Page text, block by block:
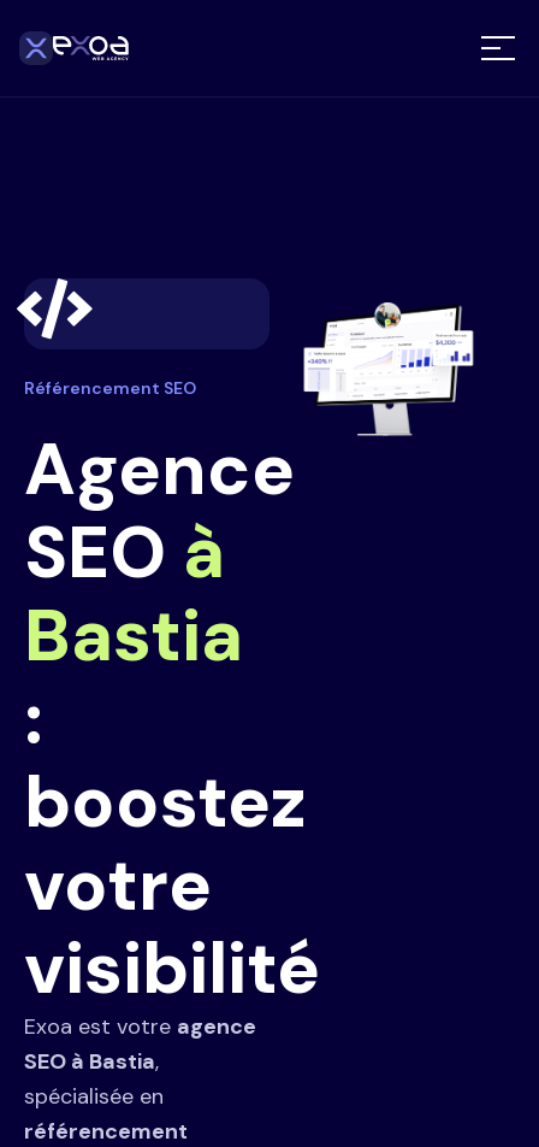
Référencement SEO
Agence
SEO à
Bastia
:
boostez
votre
visibilité
Exoa est votre agence
SEO à Bastia,
spécialisée en
référencement